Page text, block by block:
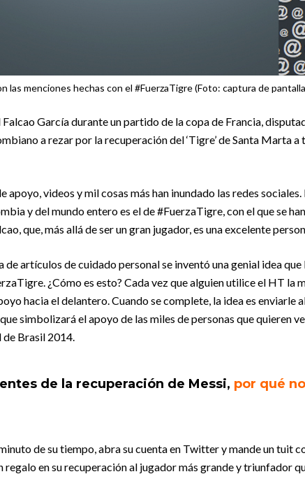
las menciones hechas con el #FuerzaTigre (Foto: captura de
García durante un partido de la copa de Francia,
a rezar por la recuperación del ‘Tigre’ de Santa Marta
apoyo, videos y mil cosas más han inundado las redes sociales.
y del mundo entero es el de #FuerzaTigre, con el que se
que, más allá de ser un gran jugador, es una excelente
de artículos de cuidado personal se inventó una genial idea que
¿Cómo es esto? Cada vez que alguien utilice el HT la
hacia el delantero. Cuando se complete, la idea es enviarle
simbolizará el apoyo de las miles de personas que quieren
de Brasil 2014.
de la recuperación de Messi, por qué
de su tiempo, abra su cuenta en Twitter y mande un tuit
en su recuperación al jugador más grande y triunfador